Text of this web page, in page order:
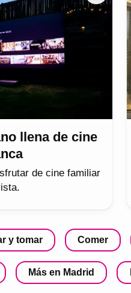
llena de cine
de cine familiar
y tomar Comer
Más en Madrid